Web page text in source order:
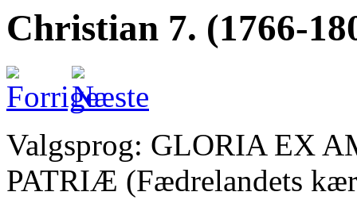
Christian 7. (1766-
Valgsprog: GLORIA EX
PATRIÆ (Fædrelandets